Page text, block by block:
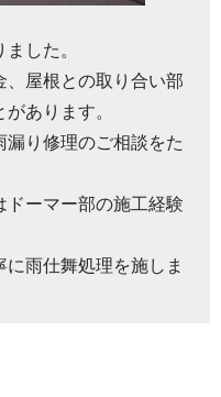
した。
、屋根との取り合い部
あります。
り修理のご相談をた
ドーマー部の施工経験
雨仕舞処理を施しま